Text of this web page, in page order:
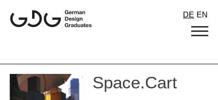
content
DE EN
Space.Cart